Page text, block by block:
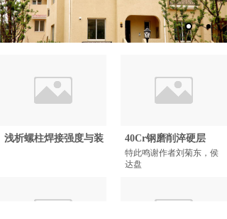
浅析螺柱焊接强度与装 40Cr钢磨削淬硬层
特此鸣谢作者刘菊东，侯
达盘